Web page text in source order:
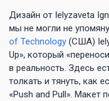
Дизайн от Ielyzaveta
мы не могли не
of Technology (США)
Up», который
в реальность. Здесь
толкать и тянуть, как
«Push and Pull». Макет